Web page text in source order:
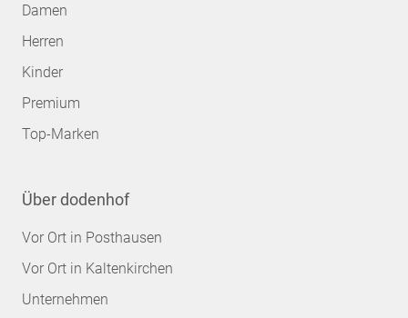
Damen
Herren
Kinder
Premium
Top-Marken
Über dodenhof
Vor Ort in Posthausen
Vor Ort in Kaltenkirchen
Unternehmen